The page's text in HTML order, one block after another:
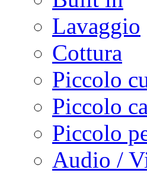
Lavaggio
Cottura
Piccolo
Piccolo
Piccolo
Audio /